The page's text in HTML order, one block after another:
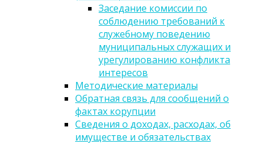
Заседание комиссии по
соблюдению требований к
служебному поведению
муниципальных служащих и
урегулированию конфликта
интересов
Методические материалы
Обратная связь для сообщений о
фактах корупции
Сведения о доходах, расходах, об
имуществе и обязательствах